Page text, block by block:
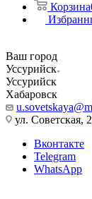
Корзина
Ваш город
Уссурийск
Уссурийск
Хабаровск
ул. Советская,
Вконтакте
Telegram
WhatsApp